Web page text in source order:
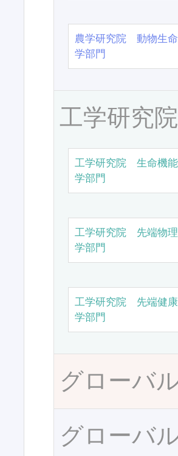
農学研究院 動物生
学部門
工学研究院
工学研究院 生命機
学部門
工学研究院 先端物
学部門
工学研究院 先端健
学部門
グローバ
グローバ